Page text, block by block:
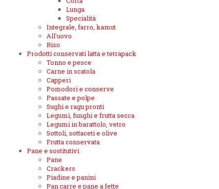
Lunga
Specialità
Integrale, farro, kamut
All'uovo
Riso
Prodotti conservati latta e tetrapack
Tonno e pesce
Carne in scatola
Capperi
Pomodori e conserve
Passate e polpe
Sughi e ragu pronti
Legumi, funghi e frutta secca
Legumi in barattolo, vetro
Sottoli, sottaceti e olive
Frutta conservata
Pane e sostitutivi
Pane
Crackers
Piadine e panini
Pan carre e pane a fette